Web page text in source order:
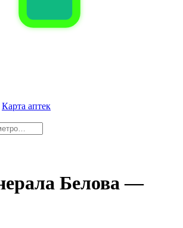
Карта аптек
Белова —